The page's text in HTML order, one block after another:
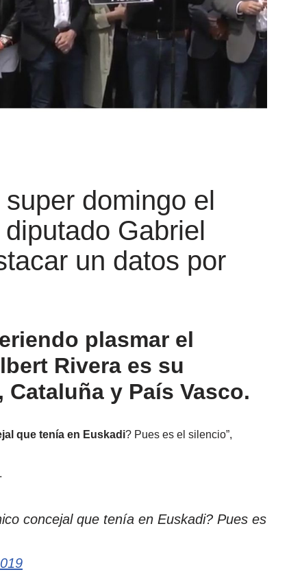
domingo el
Gabriel
un datos por
plasmar el
Rivera es su
y País Vasco.
que tenía en Euskadi? Pues es el silencio”,
concejal que tenía en Euskadi? Pues es